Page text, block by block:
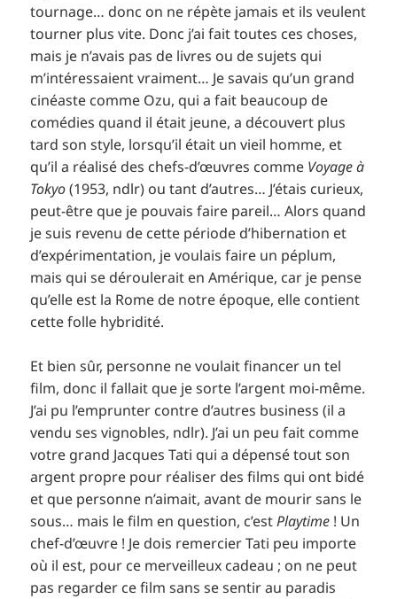
tournage… donc on ne répète jamais et ils veulent
tourner plus vite. Donc j’ai fait toutes ces choses,
mais je n’avais pas de livres ou de sujets qui
m’intéressaient vraiment… Je savais qu’un grand
cinéaste comme Ozu, qui a fait beaucoup de
comédies quand il était jeune, a découvert plus
tard son style, lorsqu’il était un vieil homme, et
qu’il a réalisé des chefs-d’œuvres comme Voyage à
Tokyo(1953, ndlr) ou tant d’autres… J’étais curieux,
peut-être que je pouvais faire pareil… Alors quand
je suis revenu de cette période d’hibernation et
d’expérimentation, je voulais faire un péplum,
mais qui se déroulerait en Amérique, car je pense
qu’elle est la Rome de notre époque, elle contient
cette folle hybridité.
Et bien sûr, personne ne voulait financer un tel
film, donc il fallait que je sorte l’argent moi-même.
J’ai pu l’emprunter contre d’autres business (il a
vendu ses vignobles, ndlr). J’ai un peu fait comme
votre grand Jacques Tati qui a dépensé tout son
argent propre pour réaliser des films qui ont bidé
et que personne n’aimait, avant de mourir sans le
sous… mais le film en question, c’estPlaytime ! Un
chef-d’œuvre ! Je dois remercier Tati peu importe
où il est, pour ce merveilleux cadeau ; on ne peut
pas regarder ce film sans se sentir au paradis